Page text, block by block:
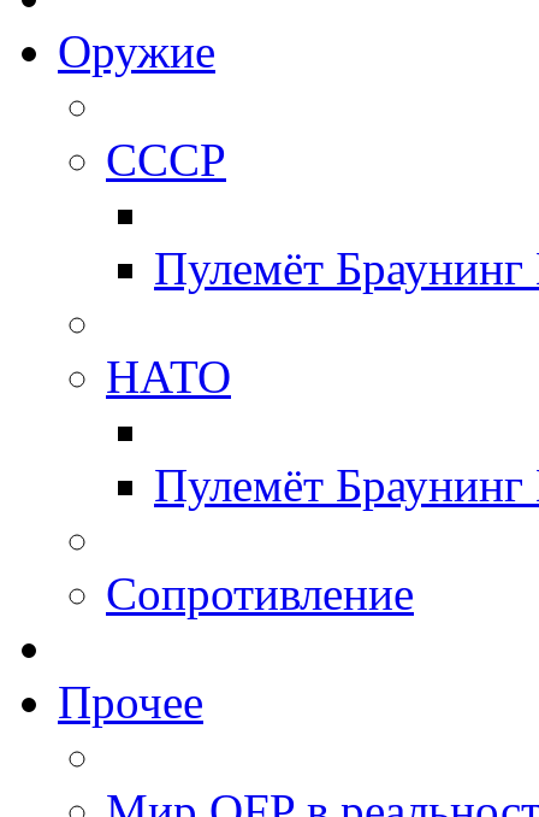
Оружие
СССР
Пулемёт
НАТО
Пулемёт
Сопротивление
Прочее